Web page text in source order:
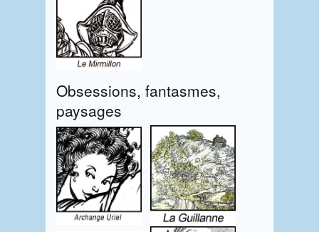
Obsessions, fantasmes,
paysages